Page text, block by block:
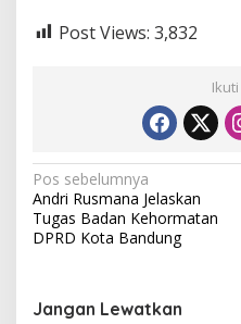
Post Views: 3,832
N
a
v
g
Pos sebelumnya
Andri Rusmana Jelaskan
Tugas Badan Kehormatan
DPRD Kota Bandung
Jangan Lewatkan